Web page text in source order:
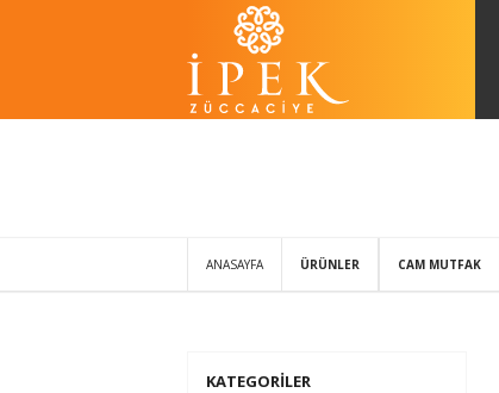
ANASAYFA ÜRÜNLER CAM MUTFAK
KATEGORİLER